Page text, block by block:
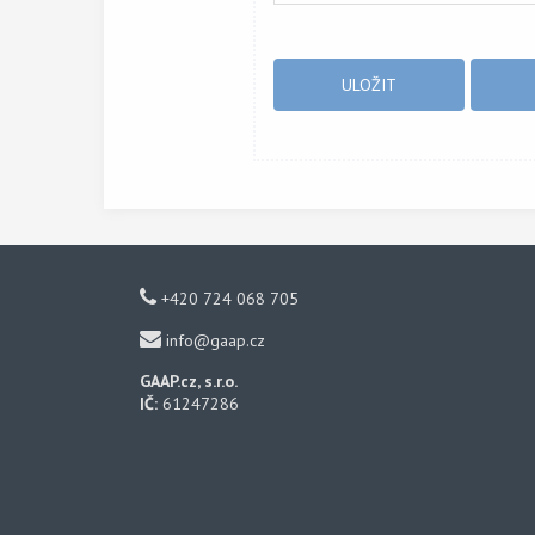
+420 724 068 705
info@gaap.cz
GAAP.cz, s.r.o.
IČ: 61247286